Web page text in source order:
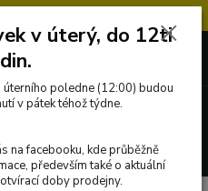
Hledat
v úterý, do 12ti
poledne (12:00) budou
v pátek téhož týdne.
na facebooku, kde průběžně
především také o aktuální
doby prodejny.